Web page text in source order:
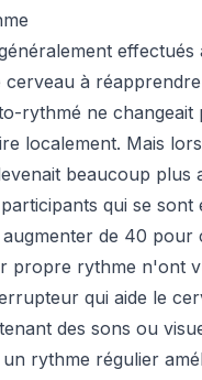
à
rythmé ne
localement. Mais
beaucoup plus
qui se
de 40
propre rythme n'ont
qui aide le
des sons ou
rythme régulier